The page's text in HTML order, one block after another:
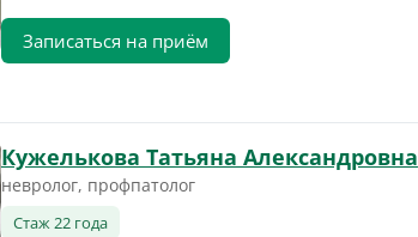
Записаться на приём
Кужелькова Татьяна Александровна
невролог, профпатолог
Стаж 22 года